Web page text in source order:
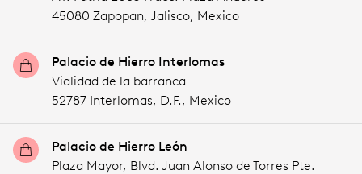
45080 Zapopan, Jalisco, Mexico
Palacio de Hierro Interlomas
Vialidad de la barranca
52787 Interlomas, D.F., Mexico
Palacio de Hierro León
Plaza Mayor, Blvd. Juan Alonso de Torres Pte.